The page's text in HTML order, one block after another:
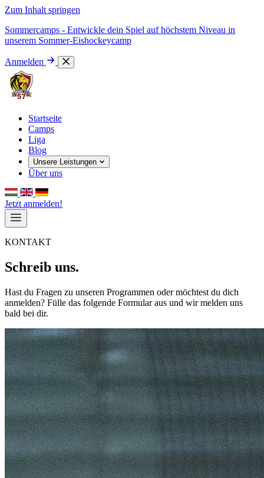
Zum Inhalt springen
Sommercamps - Entwickle dein Spiel auf höchstem Niveau in
unserem Sommer-Eishockeycamp
Anmelden
Startseite
Camps
Liga
Blog
Unsere Leistungen
Über uns
Jetzt anmelden!
KONTAKT
Schreib uns.
Hast du Fragen zu unseren Programmen oder möchtest du dich
anmelden? Fülle das folgende Formular aus und wir melden uns
bald bei dir.